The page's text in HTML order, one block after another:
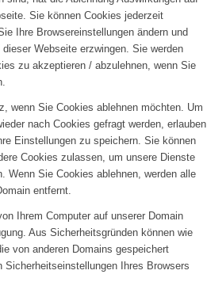
Sie können Cookies jederzeit
Ihre Browsereinstellungen ändern und
Webseite erzwingen. Sie werden
zu akzeptieren / abzulehnen, wenn Sie
wenn Sie Cookies ablehnen möchten. Um
nach Cookies gefragt werden, erlauben
Einstellungen zu speichern. Sie können
Cookies zulassen, um unsere Dienste
Wenn Sie Cookies ablehnen, werden alle
entfernt.
Ihrem Computer auf unserer Domain
Aus Sicherheitsgründen können wie
von anderen Domains gespeichert
Sicherheitseinstellungen Ihres Browsers